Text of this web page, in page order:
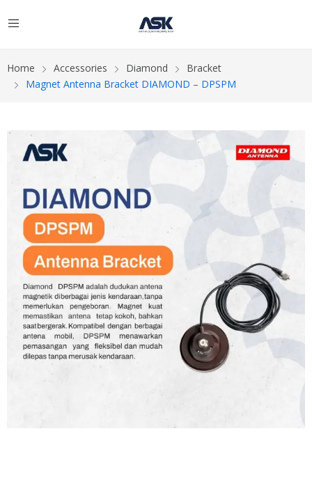
Home Accessories Diamond
Bracket
Magnet Antenna Bracket DIAMOND – DPSPM